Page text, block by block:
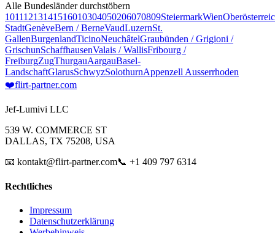
Alle Bundesländer durchstöbern
10111213141516010304050206070809SteiermarkWien
StadtGenèveBern / BerneVaudLuzernSt.
GallenBurgenlandTicinoNeuchâtelGraubünden / Grigioni /
GrischunSchaffhausenValais / WallisFribourg /
FreiburgZugThurgauAargauBasel-
LandschaftGlarusSchwyzSolothurnAppenzell Ausserrhoden
❤️flirt-partner.com
Jef-Lumivi LLC
539 W. COMMERCE ST
DALLAS, TX 75208, USA
📧 kontakt@flirt-partner.com📞 +1 409 797 6314
Rechtliches
Impressum
Datenschutzerklärung